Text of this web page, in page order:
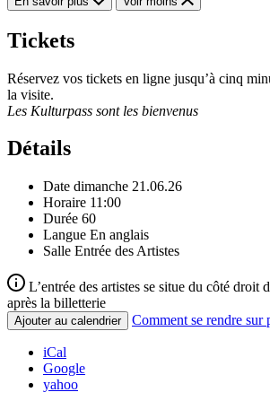
Tickets
Réservez vos tickets en ligne jusqu’à cinq
la visite.
Les Kulturpass sont les bienvenus
Détails
Date dimanche 21.06.26
Horaire 11:00
Durée 60
Langue En anglais
Salle Entrée des Artistes
L’entrée des artistes se situe du côté droit
après la billetterie
Ajouter au calendrier Comment se rendre sur
iCal
Google
yahoo